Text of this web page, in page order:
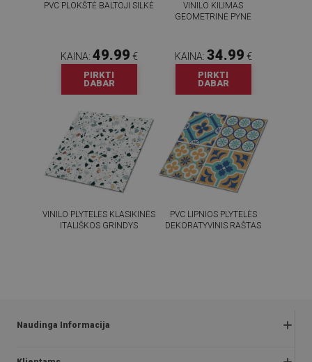
PVC PLOKŠTĖ BALTOJI SILKĖ
KAINA: 49.99 €
PIRKTI
DABAR
VINILO KILIMAS
GEOMETRINĖ PYNĖ
KAINA: 34.99 €
PIRKTI
DABAR
VINILO PLYTELĖS KLASIKINĖS
ITALIŠKOS GRINDYS
PVC LIPNIOS PLYTELĖS
DEKORATYVINIS RAŠTAS
Naudinga Informacija
Grąžinimai ir skundai